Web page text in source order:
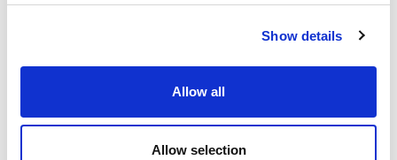
Show details
Allow all
Allow selection